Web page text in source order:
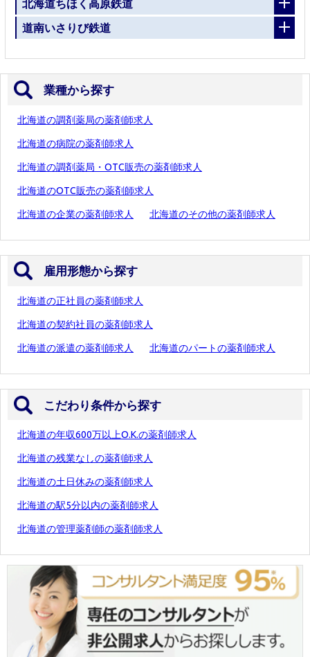
北海道ちほく高原鉄道
道南いさりび鉄道
業種から探す
北海道の調剤薬局の薬剤師求人
北海道の病院の薬剤師求人
北海道の調剤薬局・OTC販売の薬剤師求人
北海道のOTC販売の薬剤師求人
北海道の企業の薬剤師求人 北海道のその他の薬剤師求人
雇用形態から探す
北海道の正社員の薬剤師求人
北海道の契約社員の薬剤師求人
北海道の派遣の薬剤師求人 北海道のパートの薬剤師求人
こだわり条件から探す
北海道の年収600万以上O.K.の薬剤師求人
北海道の残業なしの薬剤師求人
北海道の土日休みの薬剤師求人
北海道の駅5分以内の薬剤師求人
北海道の管理薬剤師の薬剤師求人